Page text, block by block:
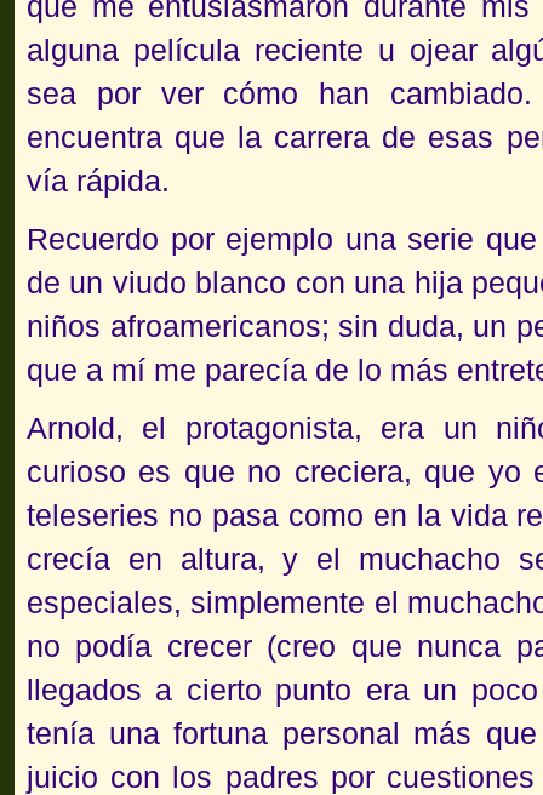
que me entusiasmaron durante
alguna película reciente u ojear
sea por ver cómo han
encuentra que la carrera de esas
vía rápida.
Recuerdo por ejemplo una serie
de un viudo blanco con una hija
niños afroamericanos; sin duda, un
que a mí me parecía de lo más
Arnold, el protagonista, era un
curioso es que no creciera, que yo
teleseries no pasa como en la vida
crecía en altura, y el muchacho
especiales, simplemente el
no podía crecer (creo que nunca
llegados a cierto punto era un
tenía una fortuna personal más
juicio con los padres por